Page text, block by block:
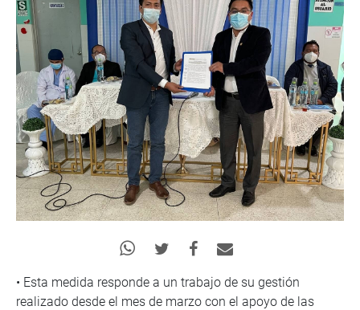
• Esta medida responde a un trabajo de su gestión
realizado desde el mes de marzo con el apoyo de las